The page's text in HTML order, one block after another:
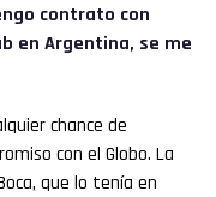
contrato con
en Argentina, se me
chance de
con el Globo. La
que lo tenía en